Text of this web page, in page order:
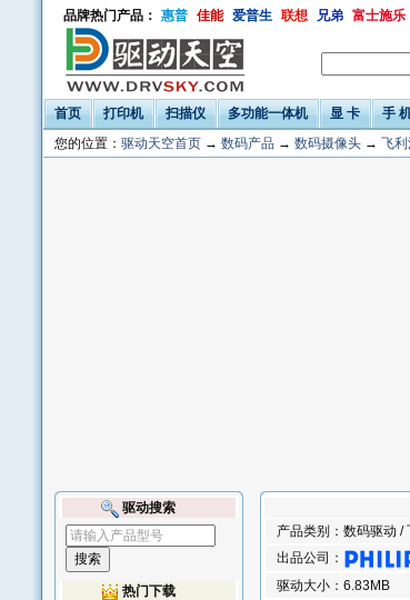
品牌热门产品： 惠普 佳能 爱普生 联想 兄弟 富士施乐
首页 打印机 扫描仪 多功能一体机 显 卡 手
您的位置： 驱动天空首页 → 数码产品 → 数码摄像头 → 飞
产品类别：数码驱动 /
出品公司：
驱动大小：6.83MB
驱动搜索
热门下载